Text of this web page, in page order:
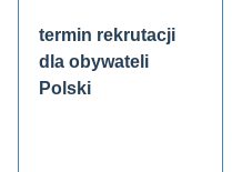
termin rekrutacji
dla obywateli
Polski